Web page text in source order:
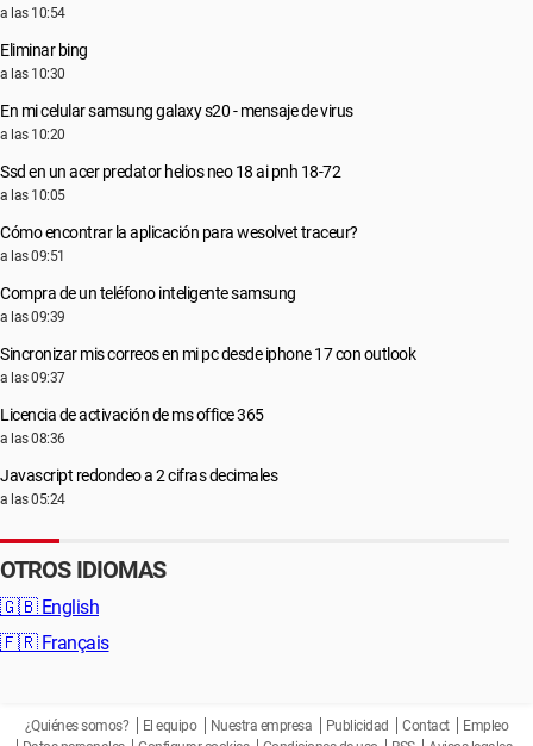
a las 10:54
Eliminar bing
a las 10:30
En mi celular samsung galaxy s20 - mensaje de virus
a las 10:20
Ssd en un acer predator helios neo 18 ai pnh 18-72
a las 10:05
Cómo encontrar la aplicación para wesolvet traceur?
a las 09:51
Compra de un teléfono inteligente samsung
a las 09:39
Sincronizar mis correos en mi pc desde iphone 17 con outlook
a las 09:37
Licencia de activación de ms office 365
a las 08:36
Javascript redondeo a 2 cifras decimales
a las 05:24
OTROS IDIOMAS
🇬🇧 English
🇫🇷 Français
¿Quiénes somos? El equipo Nuestra empresa Publicidad Contact
Empleo